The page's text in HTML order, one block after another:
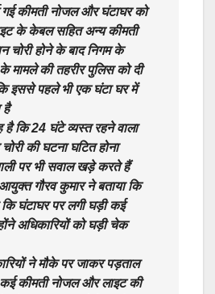
गई कीमती नोजल और घंटाघर को
के केबल सहित अन्य कीमती
चोरी होने के बाद निगम के
के मामले की तहरीर पुलिस को दी
इससे पहले भी एक घंटा घर में
है
कि 24 घंटे व्यस्त रहने वाला
की घटना घटित होना
पर भी सवाल खड़े करते हैं
गौरव कुमार ने बताया कि
कि घंटाघर पर लगी घड़ी कई
अधिकारियों को घड़ी चेक
ने मौके पर जाकर पड़ताल
कीमती नोजल और लाइट की